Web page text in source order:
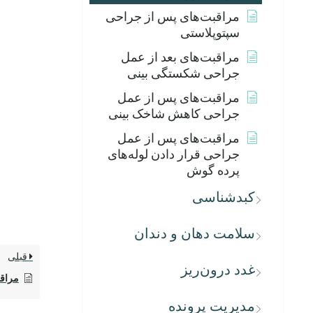
مراقبت‌های پس از جراحی
سپتوپلاستی
مراقبت‌های بعد از عمل
جراحی شکستگی بینی
مراقبت‌های پس از عمل
جراحی کاهش شاخک بینی
مراقبت‌های پس از عمل
جراحی قرار دادن لوله‌های
پرده گوش
کبدشناسی
سلامت دهان و دندان
غدد درون‌ریز
مدیریت پرونده
قبلی